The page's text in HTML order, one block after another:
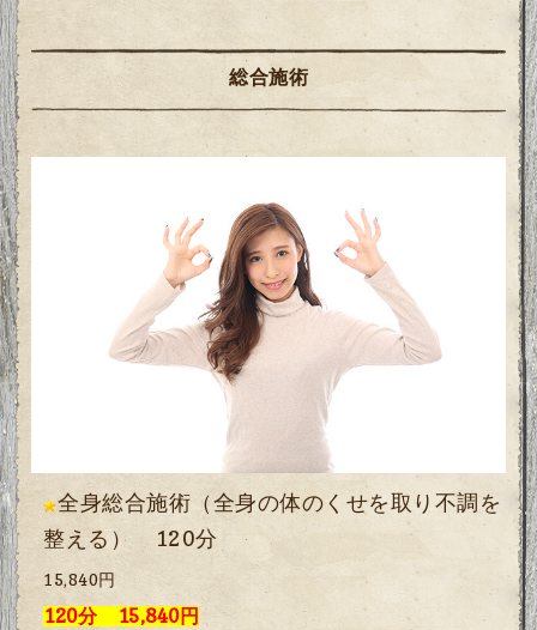
総合施術
全身総合施術（全身の体のくせを取り不調を
整える） 120分
15,840円
120分 15,840円